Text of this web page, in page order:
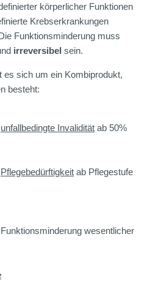
körperlicher Funktionen
Krebserkrankungen
Funktionsminderung muss
irreversibel sein.
sich um ein Kombiprodukt,
besteht:
unfallbedingte Invalidität ab 50%
Pflegebedürftigkeit ab Pflegestufe
wesentlicher